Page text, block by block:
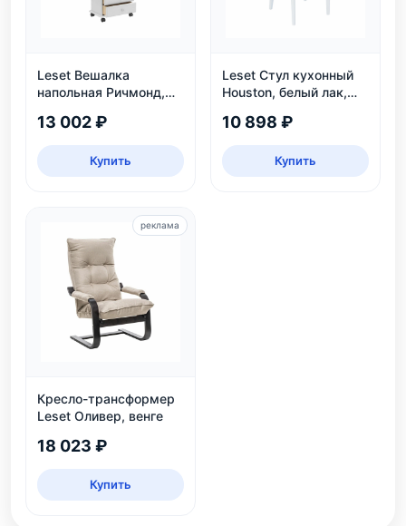
Leset Вешалка
напольная Ричмонд,
13 002 ₽
Купить
Leset Стул кухонный
Houston, белый лак,
10 898 ₽
Купить
Кресло-трансформер
Leset Оливер, венге
18 023 ₽
Купить
реклама